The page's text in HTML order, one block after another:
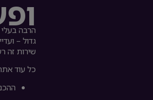
הרבה
גדול –
שירות זה
כל עוד